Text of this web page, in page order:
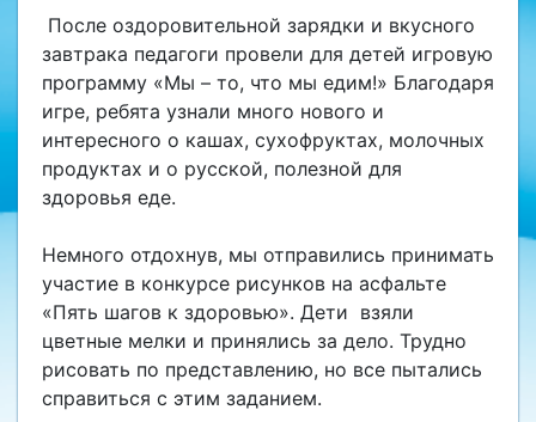
После оздоровительной зарядки и вкусного
завтрака педагоги провели для детей игровую
программу «Мы – то, что мы едим!»​ Благодаря
игре, ребята узнали много нового и
интересного о кашах, сухофруктах, молочных
продуктах и о русской, полезной для
здоровья еде.
Немного отдохнув, мы отправились принимать
участие в конкурсе рисунков на асфальте
«Пять шагов к здоровью». Дети взяли
цветные мелки и принялись за дело. Трудно
рисовать по представлению, но все пытались
справиться с этим заданием.